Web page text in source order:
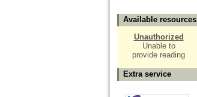
Available resources
Unauthorized
Unable to
provide reading
Extra service